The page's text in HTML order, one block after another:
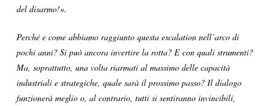
del disarmo!».
Perché e come abbiamo raggiunto questa escalation nell’arco di
pochi anni? Si può ancora invertire la rotta? E con quali strumenti?
Ma, soprattutto, una volta riarmati al massimo delle capacità
industriali e strategiche, quale sarà il prossimo passo? Il dialogo
funzionerà meglio o, al contrario, tutti si sentiranno invincibili,